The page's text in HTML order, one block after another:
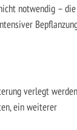
notwendig – die
verlegt
ein weiterer